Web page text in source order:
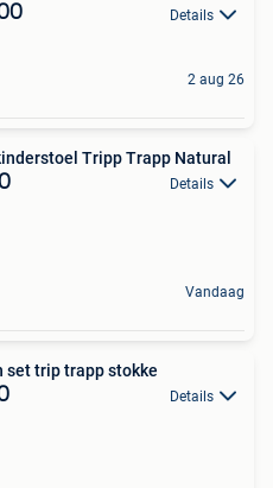
Details
2 aug 26
Tripp Trapp Natural
Details
Vandaag
set trip trapp stokke
Details